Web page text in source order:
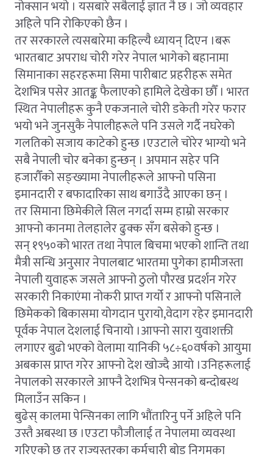
नोक्सान भयो । यसबारे सबैलाई ज्ञात नै छ । जो व्यवहार
अहिले पनि रोकिएको छैन ।
तर सरकारले त्यसबारेमा कहिल्यै ध्यायन् दिएन ।बरू
भारतबाट अपराध चोरी गरेर नेपाल भागेको बहानामा
सिमानाका सहरहरूमा सिमा पारीबाट प्रहरीहरू समेत
देशभित्र पसेर आतङ्क फैलाएको हामिले देखेका छौँ । भारत
स्थित नेपालीहरू कुनै एकजनाले चोरी डकेती गरेर फरार
भयो भने जुनसुकै नेपालीहरूले पनि उसले गर्दै नघरेको
गलतिको सजाय काटेको हुन्छ ।एउटाले चोरेर भाग्यो भने
सबै नेपाली चोर बनेका हुन्छन् । अपमान सहेर पनि
हजारौँको सङ्ख्यामा नेपालीहरूले आफ्नो पसिना
इमानदारी र बफादारिका साथ बगाउँदै आएका छन् ।
तर सिमाना छिमेकीले सिल नगर्दा सम्म हाम्रो सरकार
आफ्नो कानमा तेलहालेर ढुक्क सँग बसेको हुन्छ ।
सन् १९५०को भारत तथा नेपाल बिचमा भएको शान्ति तथा
मैत्री सन्धि अनुसार नेपालबाट भारतमा पुगेका हामीजस्ता
नेपाली युवाहरू जसले आफ्नो ठुलो पौरख प्रदर्शन गरेर
सरकारी निकाएंमा नोकरी प्राप्त गर्यो र आफ्नो पसिनाले
छिमेकको बिकासमा योगदान पुरायो,वेदाग रहेर इमानदारी
पूर्वक नेपाल देशलाई चिनायो ।आफ्नो सारा युवाशक्ती
लगाएर बुढो भएको वेलामा यानिकी ५८÷६०वर्षको आयुमा
अबकास प्राप्त गरेर आफ्नो देश खोज्दै आयो ।उनिहरूलाई
नेपालको सरकारले आफ्नै देशभित्र पेन्सनको बन्दोबस्थ
मिलाउँन सकिन ।
बुढेस् कालमा पेन्सिनका लागि भौंतारिनु पर्ने अहिले पनि
उस्तै अबस्था छ ।एउटा फौजीलाई त नेपालमा व्यवस्था
गरिएको छ तर राज्यस्तरका कर्मचारी बोड निगमका